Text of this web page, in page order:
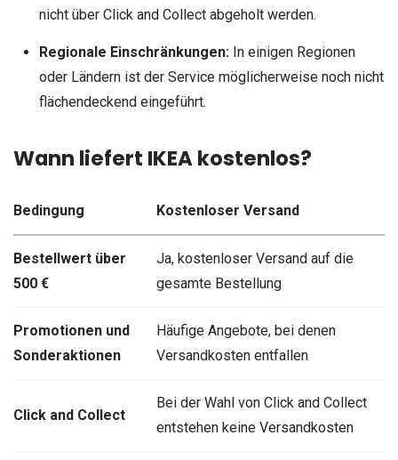
nicht über Click and Collect abgeholt werden.
Regionale Einschränkungen:In einigen Regionen
oder Ländern ist der Service möglicherweise noch nicht
flächendeckend eingeführt.
Wann liefert IKEA kostenlos?
Bedingung Kostenloser Versand
Bestellwert über
500 €
Ja, kostenloser Versand auf die
gesamte Bestellung
Promotionen und
Sonderaktionen
Häufige Angebote, bei denen
Versandkosten entfallen
Click and Collect
Bei der Wahl von Click and Collect
entstehen keine Versandkosten